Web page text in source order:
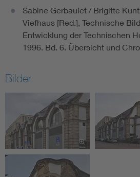
Sabine Gerbaulet / Brigitte
Viefhaus [Red.], Technische
Entwicklung der Technischen
1996. Bd. 6. Übersicht und
Bilder